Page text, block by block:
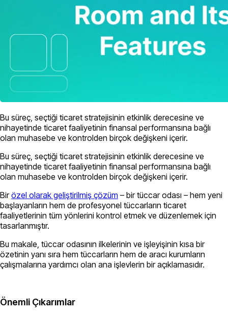
Bu süreç, seçtiği ticaret stratejisinin etkinlik derecesine ve
nihayetinde ticaret faaliyetinin finansal performansına bağlı
olan muhasebe ve kontrolden birçok değişkeni içerir.
Bu süreç, seçtiği ticaret stratejisinin etkinlik derecesine ve
nihayetinde ticaret faaliyetinin finansal performansına bağlı
olan muhasebe ve kontrolden birçok değişkeni içerir.
Birözel olarak geliştirilmiş çözüm – bir tüccar odası – hem yeni
başlayanların hem de profesyonel tüccarların ticaret
faaliyetlerinin tüm yönlerini kontrol etmek ve düzenlemek için
tasarlanmıştır.
Bu makale, tüccar odasının ilkelerinin ve işleyişinin kısa bir
özetinin yanı sıra hem tüccarların hem de aracı kurumların
çalışmalarına yardımcı olan ana işlevlerin bir açıklamasıdır.
Önemli Çıkarımlar